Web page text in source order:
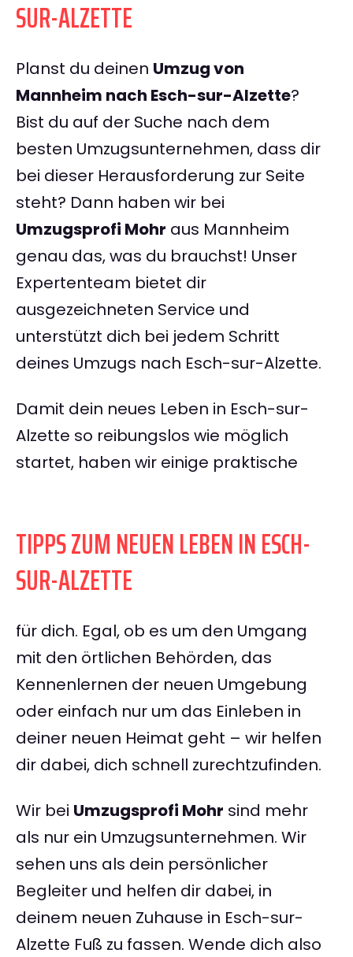
SUR-ALZETTE
Planst du deinen Umzug von
Mannheim nach Esch-sur-Alzette?
Bist du auf der Suche nach dem
besten Umzugsunternehmen, dass dir
bei dieser Herausforderung zur Seite
steht? Dann haben wir bei
Umzugsprofi Mohr aus Mannheim
genau das, was du brauchst! Unser
Expertenteam bietet dir
ausgezeichneten Service und
unterstützt dich bei jedem Schritt
deines Umzugs nach Esch-sur-Alzette.
Damit dein neues Leben in Esch-sur-
Alzette so reibungslos wie möglich
startet, haben wir einige praktische
TIPPS ZUM NEUEN LEBEN IN ESCH-
SUR-ALZETTE
für dich. Egal, ob es um den Umgang
mit den örtlichen Behörden, das
Kennenlernen der neuen Umgebung
oder einfach nur um das Einleben in
deiner neuen Heimat geht – wir helfen
dir dabei, dich schnell zurechtzufinden.
Wir bei Umzugsprofi Mohr sind mehr
als nur ein Umzugsunternehmen. Wir
sehen uns als dein persönlicher
Begleiter und helfen dir dabei, in
deinem neuen Zuhause in Esch-sur-
Alzette Fuß zu fassen. Wende dich also